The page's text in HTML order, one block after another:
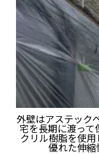
外壁はアステック
宅を長期に渡っ
クリル樹脂を使
優れた伸縮